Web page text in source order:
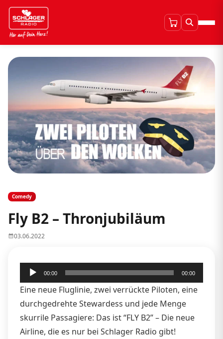
Comedy
Fly B2 – Thronjubiläum
03.06.2022
Audio-
Player
00:00 00:00
Eine neue Fluglinie, zwei verrückte Piloten, eine
durchgedrehte Stewardess und jede Menge
skurrile Passagiere: Das ist “FLY B2” – Die neue
Airline, die es nur bei Schlager Radio gibt!